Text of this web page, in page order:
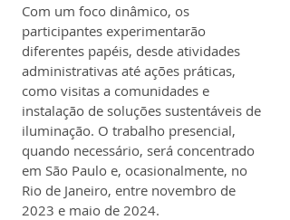
Com um foco dinâmico, os
participantes experimentarão
diferentes papéis, desde atividades
administrativas até ações práticas,
como visitas a comunidades e
instalação de soluções sustentáveis de
iluminação. O trabalho presencial,
quando necessário, será concentrado
em São Paulo e, ocasionalmente, no
Rio de Janeiro, entre novembro de
2023 e maio de 2024.